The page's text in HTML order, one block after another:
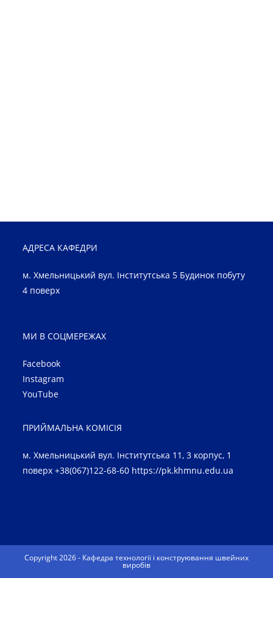
АДРЕСА КАФЕДРИ
м. Хмельницький вул. Інститутська 5 Будинок побуту
4 поверх
МИ В СОЦМЕРЕЖАХ
Facebook
Instagram
YouTube
ПРИЙМАЛЬНА КОМІСІЯ
м. Хмельницький вул. Інститутська 11, 3 корпус, 1
поверх +38(067)122-68-60 https://pk.khmnu.edu.ua
Copyright 2026 - Кафедра технології і конструювання швейних
виробів